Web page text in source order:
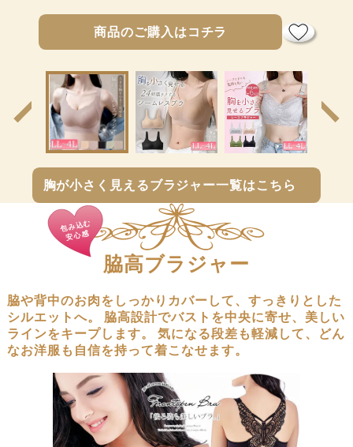
商品のご購入はコチラ
商品のご購入はコチラ
商品のご購入はコチラ
商品のご購入はコチラ
商品のご購入はコチラ
商品のご購入はコチラ
前
次
胸が小さく見えるブラジャー一覧はこちら
脇高ブラジャー
包み込む
安心感
脇や背中のお肉をしっかりカバーして、すっきりとした
シルエットへ。
脇高設計でバストを中央に寄せ、美しい
ラインをキープします。
気になる段差も軽減して、どん
なお洋服も自信を持って着こなせます。